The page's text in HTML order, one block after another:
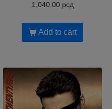
1,040.00 рсд
Add to cart